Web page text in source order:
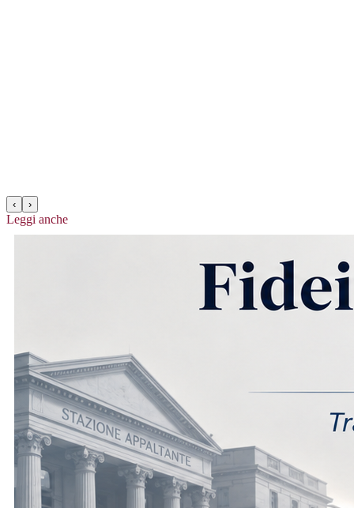
‹ ›
Leggi anche